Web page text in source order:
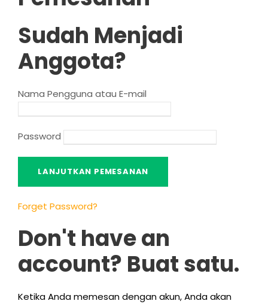
Sudah Menjadi
Anggota?
Nama Pengguna atau E-mail
Password
Forget Password?
Don't have an
account? Buat satu.
Ketika Anda memesan dengan akun, Anda akan